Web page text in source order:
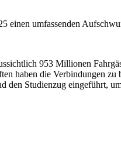
einen umfassenden
953 Millionen
haben die Verbindungen
Studienzug eingeführt,